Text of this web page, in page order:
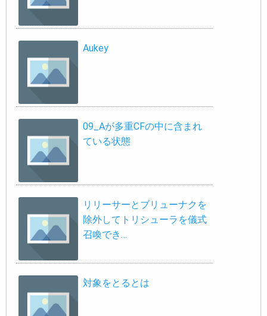
Aukey
09_Aが多重CFの中に含まれ
ている状態
リリーサーとブリューナクを
除外してトリシューラを儀式
召喚でき…
対象をとるとは